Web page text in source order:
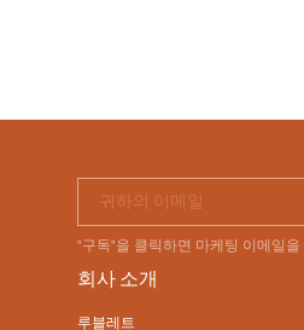
귀하의 이메일
"구독"을 클릭하면 마케팅 이메일
회사 소개
루블레트